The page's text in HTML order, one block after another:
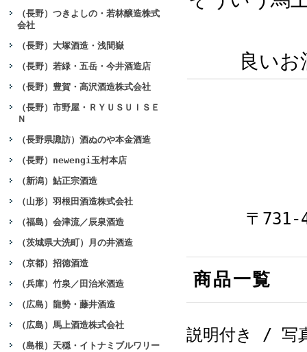
（長野）つきよしの・若林醸造株式
会社
（長野）大塚酒造・浅間嶽
（長野）若緑・五岳・今井酒造店
（長野）豊賀・高沢酒造株式会社
（長野）市野屋・ＲＹＵＳＵＩＳＥ
Ｎ
（長野県諏訪）酒ぬのや本金酒造
（長野）newengi玉村本店
（新潟）鮎正宗酒造
（山形）羽根田酒造株式会社
（福島）会津流／辰泉酒造
（茨城県大洗町）月の井酒造
（京都）招徳酒造
（兵庫）竹泉／田治米酒造
（広島）龍勢・藤井酒造
（広島）馬上酒造株式会社
（島根）天穏・イトナミブルワリー
良い
〒731-
商品一覧
説明付き
/ 写